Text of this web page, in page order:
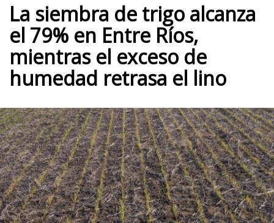
La siembra de trigo alcanza
el 79% en Entre Ríos,
mientras el exceso de
humedad retrasa el lino